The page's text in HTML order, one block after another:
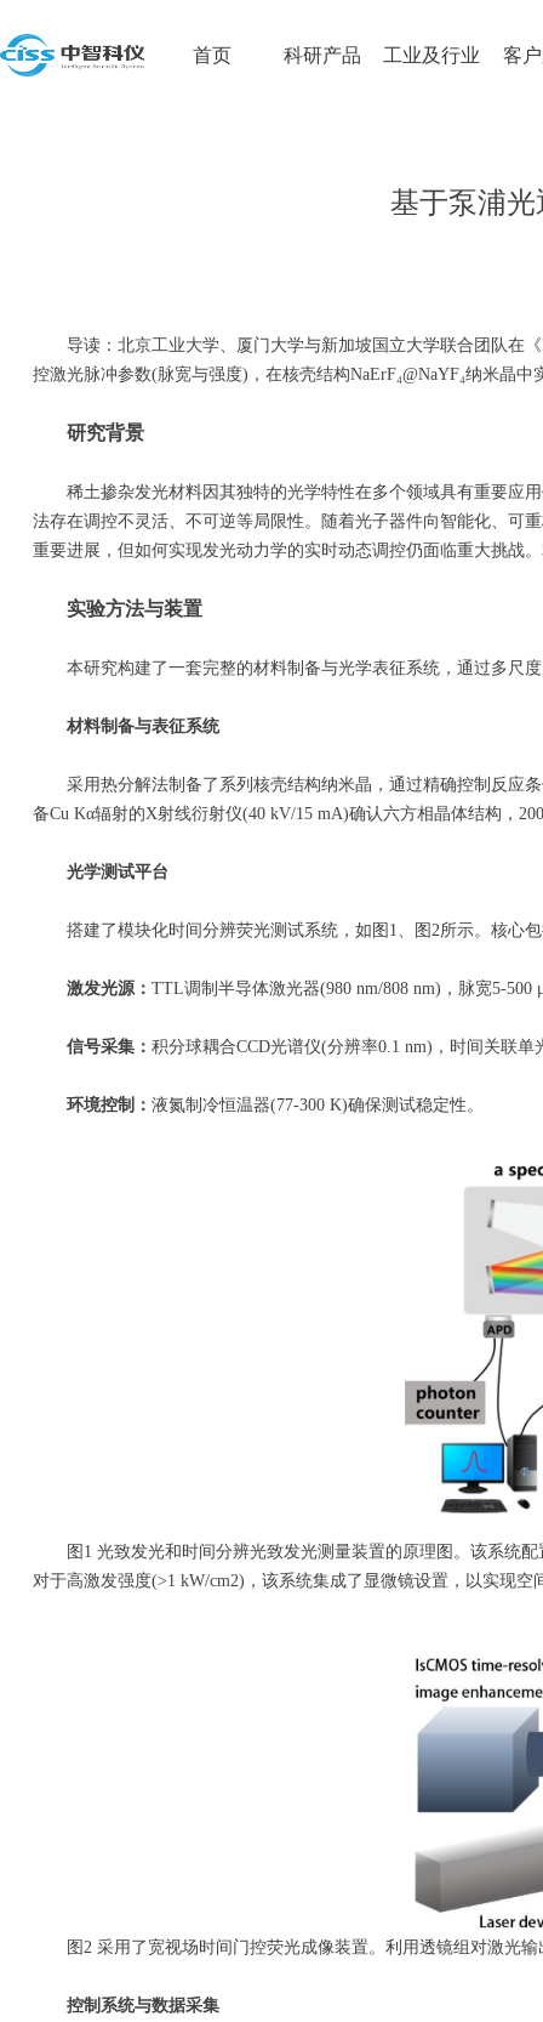
首页 科研产品 工业及行业 客
基于泵浦
导读：北京工业大学、厦门大学与新加坡国立大学联合团队在《
控激光脉冲参数(脉宽与强度)，在核壳结构NaErF₄@NaYF₄纳米晶
研究背景
稀土掺杂发光材料因其独特的光学特性在多个领域具有重要应用
法存在调控不灵活、不可逆等局限性。随着光子器件向智能化、可
重要进展，但如何实现发光动力学的实时动态调控仍面临重大挑战
实验方法与装置
本研究构建了一套完整的材料制备与光学表征系统，通过多尺
材料制备与表征系统
采用热分解法制备了系列核壳结构纳米晶，通过精确控制反应条
备Cu Kα辐射的X射线衍射仪(40 kV/15 mA)确认六方相晶体结构，
光学测试平台
搭建了模块化时间分辨荧光测试系统，如图1、图2所示。核心
激发光源： TTL调制半导体激光器(980 nm/808 nm)，脉宽5-500
信号采集： 积分球耦合CCD光谱仪(分辨率0.1 nm)，时间关联单
环境控制： 液氮制冷恒温器(77-300 K)确保测试稳定性。
图1 光致发光和时间分辨光致发光测量装置的原理图。该系统配
对于高激发强度(>1 kW/cm2)，该系统集成了显微镜设置，以实现空
图2 采用了宽视场时间门控荧光成像装置。利用透镜组对激光输
控制系统与数据采集